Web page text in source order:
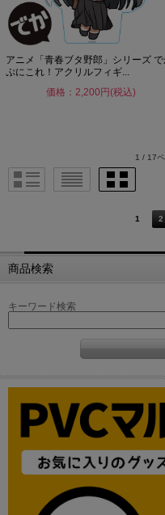
アニメ「青春ブタ野郎」シリーズ
ぷにこれ！アクリルフィギ...
価格：2,200円(税込)
1 / 17
1 2
商品検索
キーワード検索